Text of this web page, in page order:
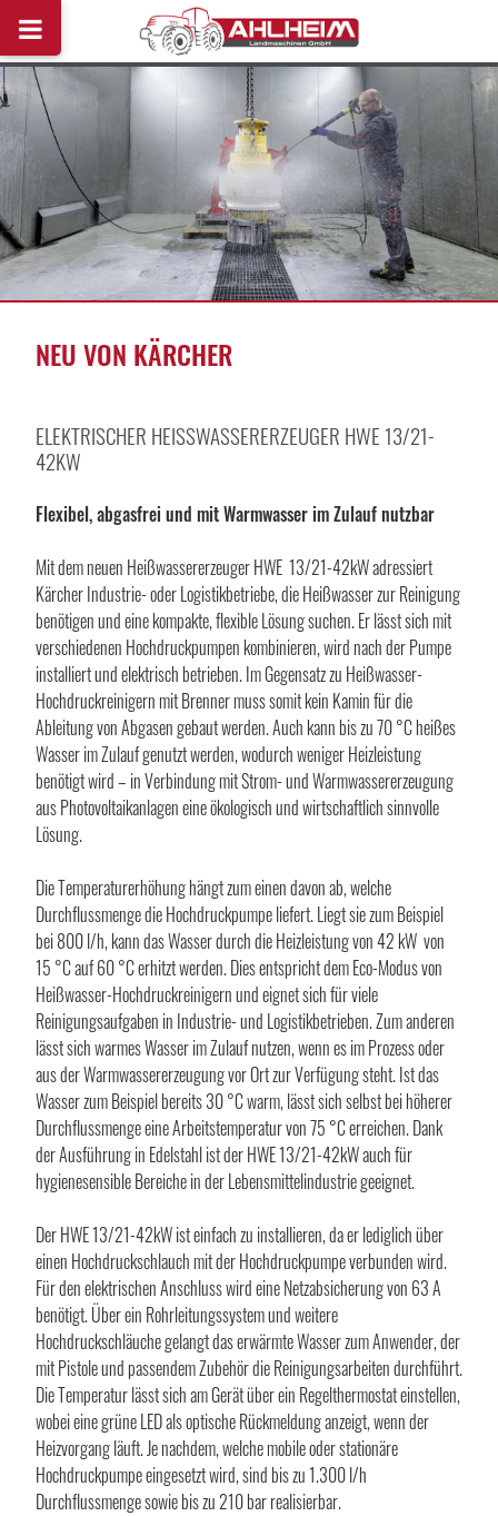
NEU VON KÄRCHER
ELEKTRISCHER HEISSWASSERERZEUGER HWE 13/21-4
2KW
Flexibel, abgasfrei und mit Warmwasser im Zulauf nutzbar
Mit dem neuen Heißwassererzeuger HWE 13/21-42kW adressiert
Kärcher Industrie- oder Logistikbetriebe, die Heißwasser zur Reinigung
benötigen und eine kompakte, flexible Lösung suchen. Er lässt sich mit
verschiedenen Hochdruckpumpen kombinieren, wird nach der Pumpe
installiert und elektrisch betrieben. Im Gegensatz zu Heißwasser-
Hochdruckreinigern mit Brenner muss somit kein Kamin für die
Ableitung von Abgasen gebaut werden. Auch kann bis zu 70 °C heißes
Wasser im Zulauf genutzt werden, wodurch weniger Heizleistung
benötigt wird – in Verbindung mit Strom- und Warmwassererzeugung
aus Photovoltaikanlagen eine ökologisch und wirtschaftlich sinnvolle
Lösung.
Die Temperaturerhöhung hängt zum einen davon ab, welche
Durchflussmenge die Hochdruckpumpe liefert. Liegt sie zum Beispiel
bei 800 l/h, kann das Wasser durch die Heizleistung von 42 kW von
15 °C auf 60 °C erhitzt werden. Dies entspricht dem Eco-Modus von
Heißwasser-Hochdruckreinigern und eignet sich für viele
Reinigungsaufgaben in Industrie- und Logistikbetrieben. Zum anderen
lässt sich warmes Wasser im Zulauf nutzen, wenn es im Prozess oder
aus der Warmwassererzeugung vor Ort zur Verfügung steht. Ist das
Wasser zum Beispiel bereits 30 °C warm, lässt sich selbst bei höherer
Durchflussmenge eine Arbeitstemperatur von 75 °C erreichen. Dank
der Ausführung in Edelstahl ist der HWE 13/21-42kW auch für
hygienesensible Bereiche in der Lebensmittelindustrie geeignet.
Der HWE 13/21-42kW ist einfach zu installieren, da er lediglich über
einen Hochdruckschlauch mit der Hochdruckpumpe verbunden wird.
Für den elektrischen Anschluss wird eine Netzabsicherung von 63 A
benötigt. Über ein Rohrleitungssystem und weitere
Hochdruckschläuche gelangt das erwärmte Wasser zum Anwender, der
mit Pistole und passendem Zubehör die Reinigungsarbeiten durchführt.
Die Temperatur lässt sich am Gerät über ein Regelthermostat einstellen,
wobei eine grüne LED als optische Rückmeldung anzeigt, wenn der
Heizvorgang läuft. Je nachdem, welche mobile oder stationäre
Hochdruckpumpe eingesetzt wird, sind bis zu 1.300 l/h
Durchflussmenge sowie bis zu 210 bar realisierbar.